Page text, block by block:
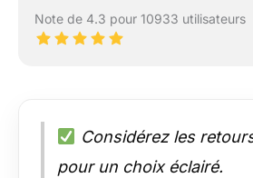
Note de 4.3 pour 10933 utilisateurs
Considérez les
pour un choix éclairé.